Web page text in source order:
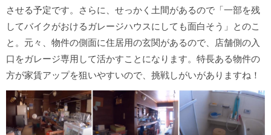
させる予定です。さらに、せっかく土間があるので「一部を残
してバイクがおけるガレージハウスにしても面白そう」とのこ
と。元々、物件の側面に住居用の玄関があるので、店舗側の入
口をガレージ専用して活かすことになります。特長ある物件の
方が家賃アップを狙いやすいので、挑戦しがいがありますね！